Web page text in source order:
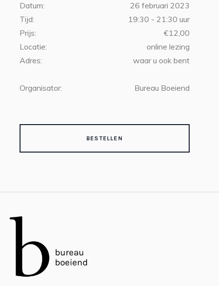
Datum:
26 februari 2023
Tijd:
19:30 - 21:30 uur
Prijs:
€12,00
Locatie:
online lezing
Adres:
waar u ook bent
Organisator: Bureau Boeiend
BESTELLEN